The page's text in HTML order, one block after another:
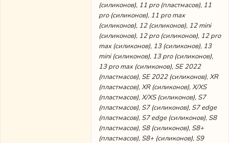
(силиконов), 11 pro (пластмасов), 11
pro (силиконов), 11 pro max
(силиконов), 12 (силиконов), 12 mini
(силиконов), 12 pro (силиконов), 12 pro
max (силиконов), 13 (силиконов), 13
mini (силиконов), 13 pro (силиконов),
13 pro max (силиконов), SE 2022
(пластмасов), SE 2022 (силиконов), XR
(пластмасов), XR (силиконов), X/XS
(пластмасов), X/XS (силиконов), S7
(пластмасов), S7 (силиконов), S7 edge
(пластмасов), S7 edge (силиконов), S8
(пластмасов), S8 (силиконов), S8+
(пластмасов), S8+ (силиконов), S9